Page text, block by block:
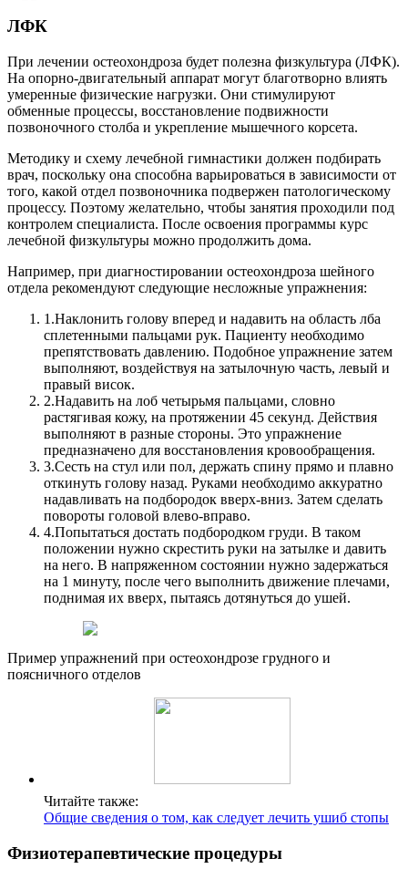
ЛФК
При лечении остеохондроза будет полезна физкультура (ЛФК).
На опорно-двигательный аппарат могут благотворно влиять
умеренные физические нагрузки. Они стимулируют
обменные процессы, восстановление подвижности
позвоночного столба и укрепление мышечного корсета.
Методику и схему лечебной гимнастики должен подбирать
врач, поскольку она способна варьироваться в зависимости от
того, какой отдел позвоночника подвержен патологическому
процессу. Поэтому желательно, чтобы занятия проходили под
контролем специалиста. После освоения программы курс
лечебной физкультуры можно продолжить дома.
Например, при диагностировании остеохондроза шейного
отдела рекомендуют следующие несложные упражнения:
1.Наклонить голову вперед и надавить на область лба
сплетенными пальцами рук. Пациенту необходимо
препятствовать давлению. Подобное упражнение затем
выполняют, воздействуя на затылочную часть, левый и
правый висок.
2.Надавить на лоб четырьмя пальцами, словно
растягивая кожу, на протяжении 45 секунд. Действия
выполняют в разные стороны. Это упражнение
предназначено для восстановления кровообращения.
3.Сесть на стул или пол, держать спину прямо и плавно
откинуть голову назад. Руками необходимо аккуратно
надавливать на подбородок вверх-вниз. Затем сделать
повороты головой влево-вправо.
4.Попытаться достать подбородком груди. В таком
положении нужно скрестить руки на затылке и давить
на него. В напряженном состоянии нужно задержаться
на 1 минуту, после чего выполнить движение плечами,
поднимая их вверх, пытаясь дотянуться до ушей.
Пример упражнений при остеохондрозе грудного и
поясничного отделов
Читайте также:
Общие сведения о том, как следует лечить ушиб стопы
Физиотерапевтические процедуры